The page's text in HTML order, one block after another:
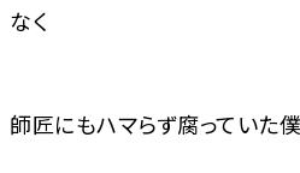
なく
師匠にもハマらず腐っていた